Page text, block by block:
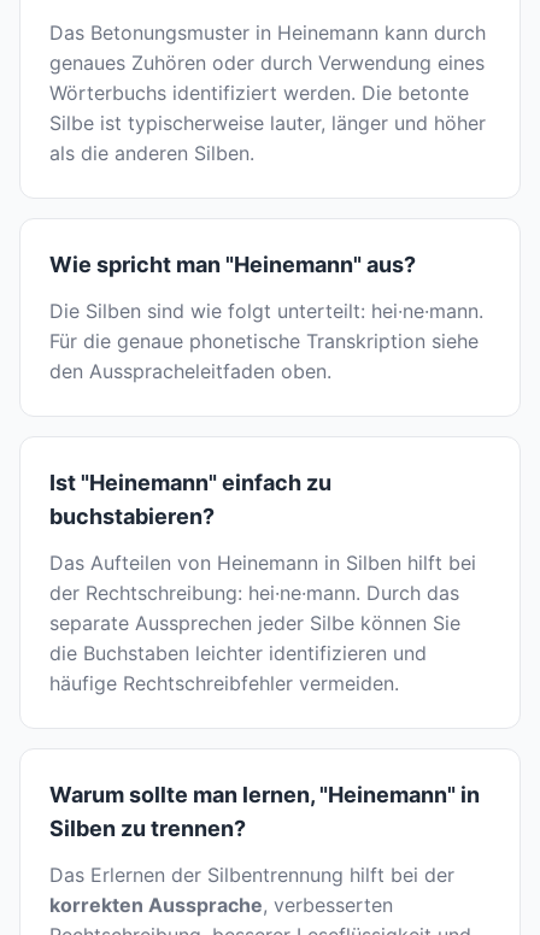
Das Betonungsmuster in Heinemann kann durch
genaues Zuhören oder durch Verwendung eines
Wörterbuchs identifiziert werden. Die betonte
Silbe ist typischerweise lauter, länger und höher
als die anderen Silben.
Wie spricht man "Heinemann" aus?
Die Silben sind wie folgt unterteilt: hei·ne·mann.
Für die genaue phonetische Transkription siehe
den Ausspracheleitfaden oben.
Ist "Heinemann" einfach zu
buchstabieren?
Das Aufteilen von Heinemann in Silben hilft bei
der Rechtschreibung: hei·ne·mann. Durch das
separate Aussprechen jeder Silbe können Sie
die Buchstaben leichter identifizieren und
häufige Rechtschreibfehler vermeiden.
Warum sollte man lernen, "Heinemann" in
Silben zu trennen?
Das Erlernen der Silbentrennung hilft bei der
korrekten Aussprache, verbesserten